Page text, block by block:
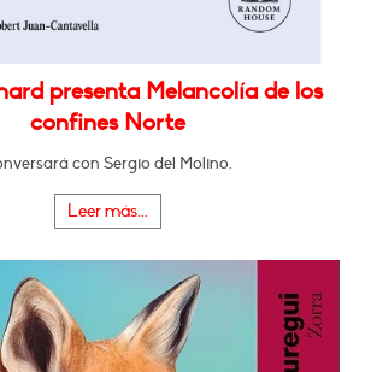
presenta Melancolía de los
confines Norte
con Sergio del Molino.
Leer más...